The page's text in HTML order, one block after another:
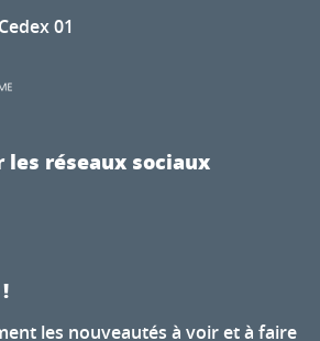
01
les réseaux sociaux
les nouveautés à voir et à faire